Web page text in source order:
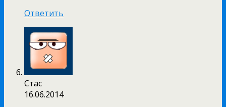
Ответить
Стас
16.06.2014